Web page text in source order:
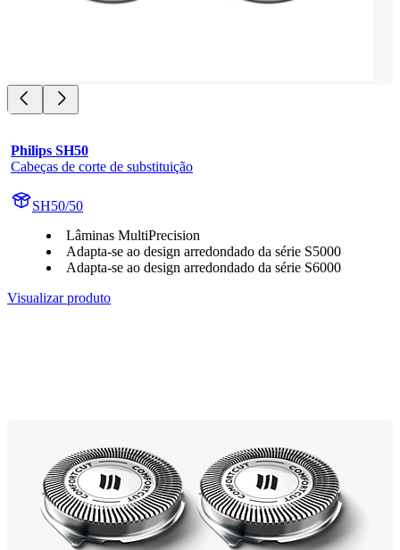
Philips SH50
Cabeças de corte de substituição
SH50/50
Lâminas MultiPrecision
Adapta-se ao design arredondado da série S5000
Adapta-se ao design arredondado da série S6000
Visualizar produto